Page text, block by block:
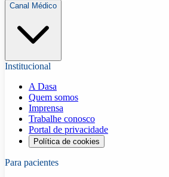
Canal Médico
Institucional
A Dasa
Quem somos
Imprensa
Trabalhe conosco
Portal de privacidade
Política de cookies
Para pacientes